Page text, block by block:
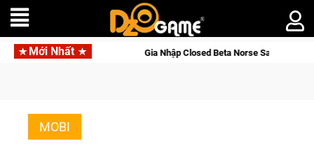
Mới Nhất
Online Gia Nhập Closed Beta Norse Saga: Cửu Giới Thức
MOBI